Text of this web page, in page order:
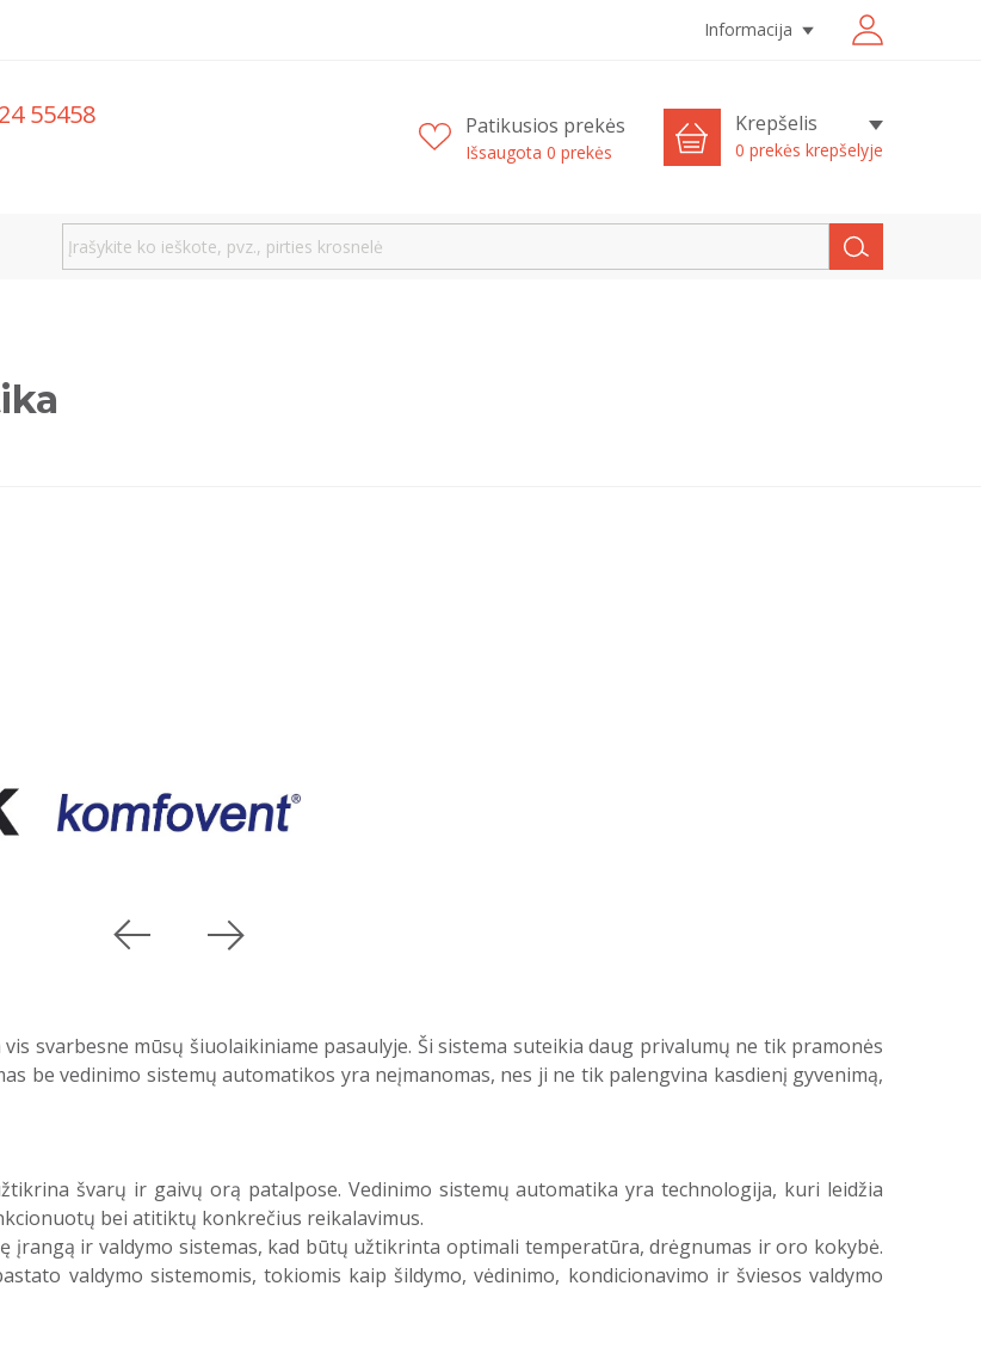
Informacija
55458 Patikusios prekės
Išsaugota 0 prekės
Krepšelis
0 prekės krepšelyje
svarbesne mūsų šiuolaikiniame pasaulyje. Ši sistema suteikia daug privalumų ne tik pramonės
be vedinimo sistemų automatikos yra neįmanomas, nes ji ne tik palengvina kasdienį gyvenimą,
švarų ir gaivų orą patalpose. Vedinimo sistemų automatika yra technologija, kuri leidžia
bei atitiktų konkrečius reikalavimus.
įrangą ir valdymo sistemas, kad būtų užtikrinta optimali temperatūra, drėgnumas ir oro kokybė.
valdymo sistemomis, tokiomis kaip šildymo, vėdinimo, kondicionavimo ir šviesos valdymo